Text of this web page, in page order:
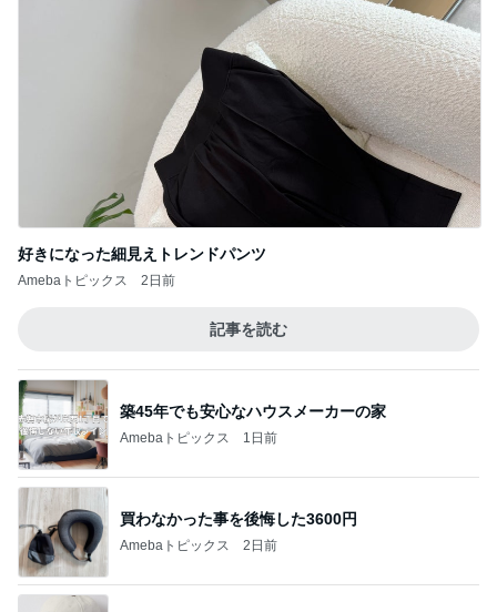
好きになった細見えトレンドパンツ
Amebaトピックス 2日前
記事を読む
築45年でも安心なハウスメーカーの家
Amebaトピックス 1日前
買わなかった事を後悔した3600円
Amebaトピックス 2日前